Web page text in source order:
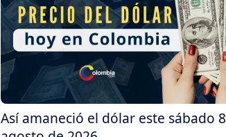
Así amaneció el dólar este sábado